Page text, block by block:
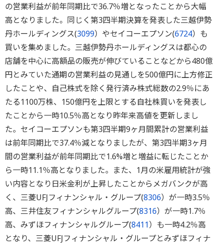
の営業利益が前年同期比で36.7％増となったことから大幅
高となりました。同じく第3四半期決算を発表した三越伊勢
丹ホールディングス(3099）やセイコーエプソン(6724）も
買いを集めました。三越伊勢丹ホールディングスは都心の
店舗を中心に高額品の販売が伸びていることなどから480億
円とみていた通期の営業利益の見通しを500億円に上方修正
したことや、自己株式を除く発行済み株式総数の2.9％にあ
たる1100万株、150億円を上限とする自社株買いを発表し
たことから一時10.5％高となり昨年来高値を更新しまし
た。セイコーエプソンも第3四半期9ヶ月間累計の営業利益
は前年同期比で37.4％減となりましたが、第3四半期3ヶ月
間の営業利益が前年同期比で1.6%増と増益に転じたことか
ら一時11.1％高となりました。また、1月の米雇用統計が強
い内容となり日米金利が上昇したことからメガバンクが高
く、三菱UFJフィナンシャル・グループ(8306）が一時3.5％
高、三井住友フィナンシャルグループ(8316）が一時1.7％
高、みずほフィナンシャルグループ(8411）も一時4.2％高
となり、三菱UFJフィナンシャル・グループとみずほフィナ